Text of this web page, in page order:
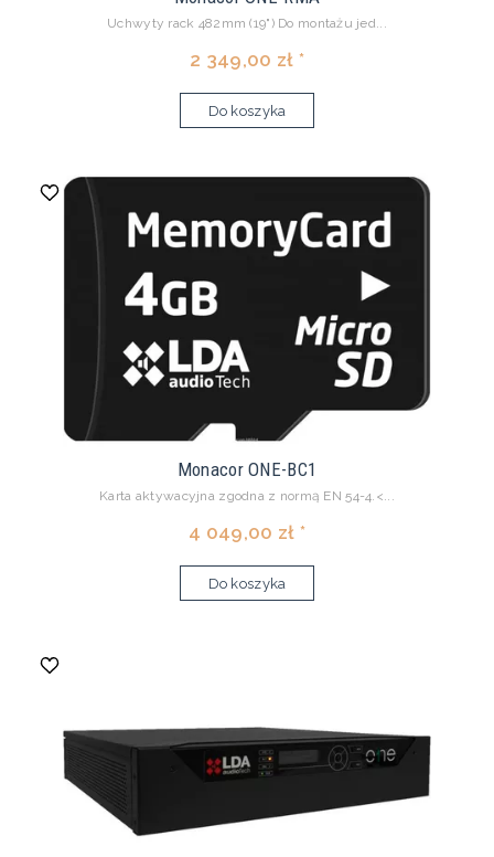
Uchwyty rack 482mm (19") Do montażu jed...
2 349,00 zł *
Do koszyka
Monacor ONE-BC1
Karta aktywacyjna zgodna z normą EN 54-4.<...
4 049,00 zł *
Do koszyka